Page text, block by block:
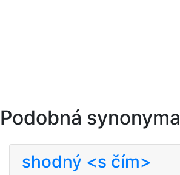
Podobná synonyma
shodný <s čím>